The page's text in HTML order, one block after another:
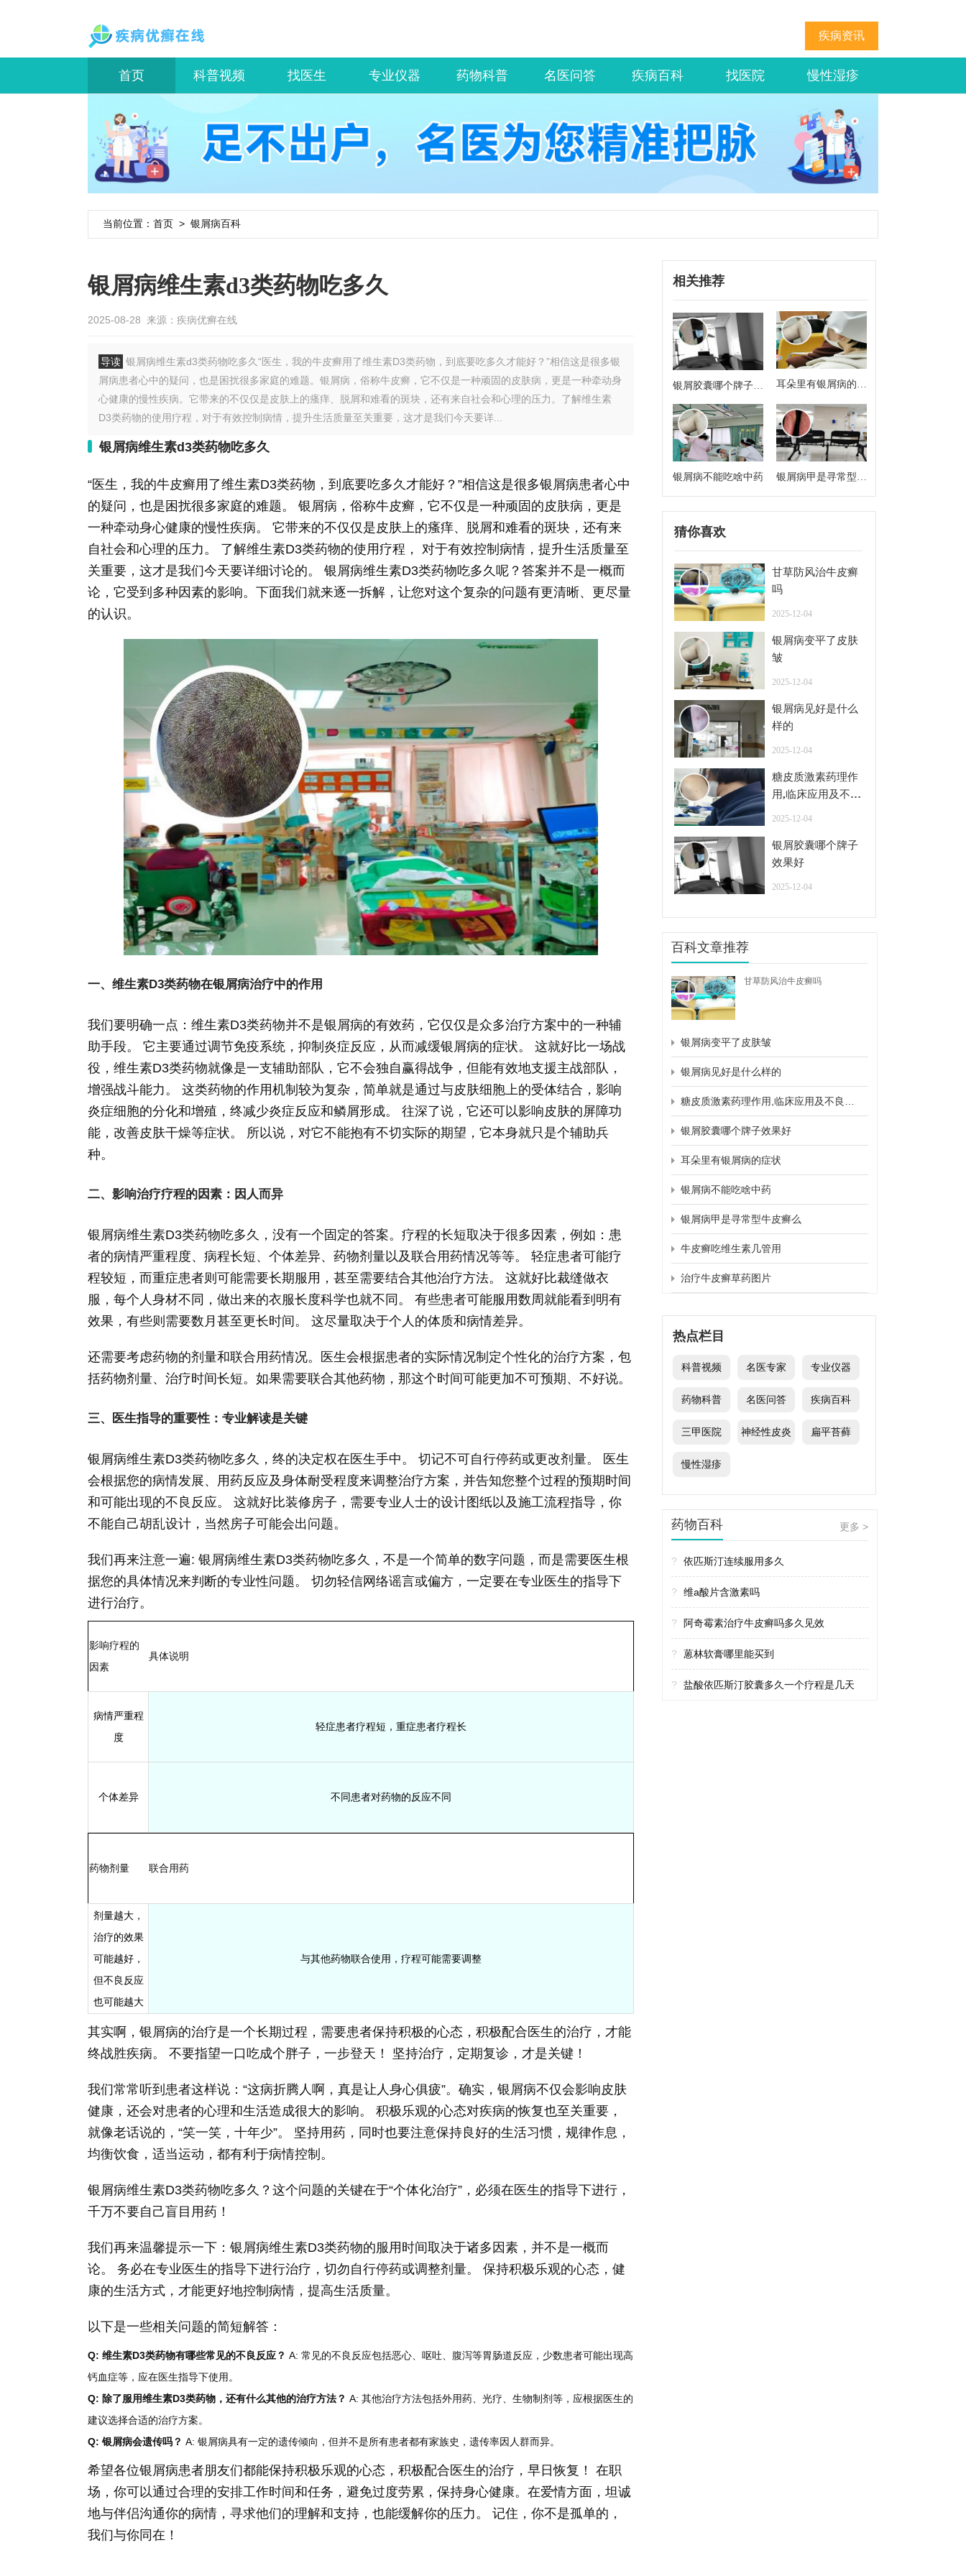
疾病资讯
首页 科普视频 找医生 专业仪器 药物科普 名医问答 疾病百科 找医院 慢性湿疹
当前位置： 首页 > 银屑病百科
银屑病维生素d3类药物吃多久
2025-08-28 来源： 疾病优癣在线
导读 银屑病维生素d3类药物吃多久“医生，我的牛皮癣用了维生素D3类药物，到底要吃多久才能好？”相信这是很多银
屑病患者心中的疑问，也是困扰很多家庭的难题。银屑病，俗称牛皮癣，它不仅是一种顽固的皮肤病，更是一种牵动身
心健康的慢性疾病。它带来的不仅仅是皮肤上的瘙痒、脱屑和难看的斑块，还有来自社会和心理的压力。了解维生素
D3类药物的使用疗程，对于有效控制病情，提升生活质量至关重要，这才是我们今天要详...
银屑病维生素d3类药物吃多久
“医生，我的牛皮癣用了维生素D3类药物，到底要吃多久才能好？”相信这是很多银屑病患者心中
的疑问，也是困扰很多家庭的难题。 银屑病，俗称牛皮癣，它不仅是一种顽固的皮肤病，更是
一种牵动身心健康的慢性疾病。 它带来的不仅仅是皮肤上的瘙痒、脱屑和难看的斑块，还有来
自社会和心理的压力。 了解维生素D3类药物的使用疗程， 对于有效控制病情，提升生活质量至
关重要，这才是我们今天要详细讨论的。 银屑病维生素D3类药物吃多久呢？答案并不是一概而
论，它受到多种因素的影响。下面我们就来逐一拆解，让您对这个复杂的问题有更清晰、更尽量
的认识。
一、维生素D3类药物在银屑病治疗中的作用
我们要明确一点：维生素D3类药物并不是银屑病的有效药，它仅仅是众多治疗方案中的一种辅
助手段。 它主要通过调节免疫系统，抑制炎症反应，从而减缓银屑病的症状。 这就好比一场战
役，维生素D3类药物就像是一支辅助部队，它不会独自赢得战争，但能有效地支援主战部队，
增强战斗能力。 这类药物的作用机制较为复杂，简单就是通过与皮肤细胞上的受体结合，影响
炎症细胞的分化和增殖，终减少炎症反应和鳞屑形成。 往深了说，它还可以影响皮肤的屏障功
能，改善皮肤干燥等症状。 所以说，对它不能抱有不切实际的期望，它本身就只是个辅助兵
种。
二、影响治疗疗程的因素：因人而异
银屑病维生素D3类药物吃多久，没有一个固定的答案。疗程的长短取决于很多因素，例如：患
者的病情严重程度、病程长短、个体差异、药物剂量以及联合用药情况等等。 轻症患者可能疗
程较短，而重症患者则可能需要长期服用，甚至需要结合其他治疗方法。 这就好比裁缝做衣
服，每个人身材不同，做出来的衣服长度科学也就不同。 有些患者可能服用数周就能看到明有
效果，有些则需要数月甚至更长时间。 这尽量取决于个人的体质和病情差异。
还需要考虑药物的剂量和联合用药情况。医生会根据患者的实际情况制定个性化的治疗方案，包
括药物剂量、治疗时间长短。如果需要联合其他药物，那这个时间可能更加不可预期、不好说。
三、医生指导的重要性：专业解读是关键
银屑病维生素D3类药物吃多久，终的决定权在医生手中。 切记不可自行停药或更改剂量。 医生
会根据您的病情发展、用药反应及身体耐受程度来调整治疗方案，并告知您整个过程的预期时间
和可能出现的不良反应。 这就好比装修房子，需要专业人士的设计图纸以及施工流程指导，你
不能自己胡乱设计，当然房子可能会出问题。
我们再来注意一遍: 银屑病维生素D3类药物吃多久，不是一个简单的数字问题，而是需要医生根
据您的具体情况来判断的专业性问题。 切勿轻信网络谣言或偏方，一定要在专业医生的指导下
进行治疗。
影响疗程的
因素
具体说明
病情严重程
度
轻症患者疗程短，重症患者疗程长
个体差异 不同患者对药物的反应不同
药物剂量 联合用药
剂量越大，
治疗的效果
可能越好，
但不良反应
也可能越大
与其他药物联合使用，疗程可能需要调整
其实啊，银屑病的治疗是一个长期过程，需要患者保持积极的心态，积极配合医生的治疗，才能
终战胜疾病。 不要指望一口吃成个胖子，一步登天！ 坚持治疗，定期复诊，才是关键！
我们常常听到患者这样说：“这病折腾人啊，真是让人身心俱疲”。确实，银屑病不仅会影响皮肤
健康，还会对患者的心理和生活造成很大的影响。 积极乐观的心态对疾病的恢复也至关重要，
就像老话说的，“笑一笑，十年少”。 坚持用药，同时也要注意保持良好的生活习惯，规律作息，
均衡饮食，适当运动，都有利于病情控制。
银屑病维生素D3类药物吃多久？这个问题的关键在于“个体化治疗”，必须在医生的指导下进行，
千万不要自己盲目用药！
我们再来温馨提示一下：银屑病维生素D3类药物的服用时间取决于诸多因素，并不是一概而
论。 务必在专业医生的指导下进行治疗，切勿自行停药或调整剂量。 保持积极乐观的心态，健
康的生活方式，才能更好地控制病情，提高生活质量。
以下是一些相关问题的简短解答：
Q: 维生素D3类药物有哪些常见的不良反应？ A: 常见的不良反应包括恶心、呕吐、腹泻等胃肠道反应，少数患者可能出现高
钙血症等，应在医生指导下使用。
Q: 除了服用维生素D3类药物，还有什么其他的治疗方法？ A: 其他治疗方法包括外用药、光疗、生物制剂等，应根据医生的
建议选择合适的治疗方案。
Q: 银屑病会遗传吗？ A: 银屑病具有一定的遗传倾向，但并不是所有患者都有家族史，遗传率因人群而异。
希望各位银屑病患者朋友们都能保持积极乐观的心态，积极配合医生的治疗，早日恢复！ 在职
场，你可以通过合理的安排工作时间和任务，避免过度劳累，保持身心健康。在爱情方面，坦诚
地与伴侣沟通你的病情，寻求他们的理解和支持，也能缓解你的压力。 记住，你不是孤单的，
我们与你同在！
相关推荐
银屑胶囊哪个牌子效
果好
耳朵里有银屑病的症
银屑病不能吃啥中药
银屑病甲是寻常型牛
皮癣么
猜你喜欢
甘草防风治牛皮癣
吗
2025-12-04
银屑病变平了皮肤
皱
2025-12-04
银屑病见好是什么
样的
2025-12-04
糖皮质激素药理作
用,临床应用及不良
2025-12-04
银屑胶囊哪个牌子
效果好
2025-12-04
百科文章推荐
甘草防风治牛皮癣吗
银屑病变平了皮肤皱
银屑病见好是什么样的
银屑胶囊哪个牌子效果好
耳朵里有银屑病的症状
银屑病不能吃啥中药
银屑病甲是寻常型牛皮癣么
牛皮癣吃维生素几管用
治疗牛皮癣草药图片
热点栏目
科普视频 名医专家 专业仪器
药物科普 名医问答 疾病百科
三甲医院 神经性皮炎 扁平苔藓
慢性湿疹
药物百科 更多 >
? 依匹斯汀连续服用多久
? 维a酸片含激素吗
? 阿奇霉素治疗牛皮癣吗多久见效
? 蒽林软膏哪里能买到
? 盐酸依匹斯汀胶囊多久一个疗程是几天